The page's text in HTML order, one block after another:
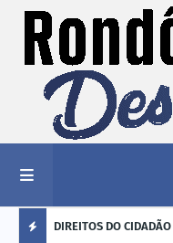
DIREITOS DO